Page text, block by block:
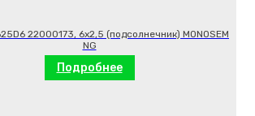
22000173, 6х2,5 (подсолнечник) MONOSEM
NG
Подробнее